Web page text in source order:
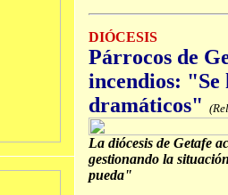
DIÓCESIS
Párrocos de
incendios: "Se
dramáticos"
La diócesis de Getafe
gestionando la
pueda"